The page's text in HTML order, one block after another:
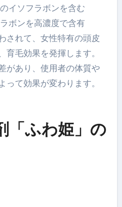
イソフラボンを含む
ボンを高濃度で含有
されて、女性特有の頭皮
毛効果を発揮します。
があり、使用者の体質や
て効果が変わります。
「ふわ姫」の